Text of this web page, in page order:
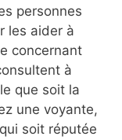
personnes
les aider à
concernant
à
que soit la
une voyante,
soit réputée